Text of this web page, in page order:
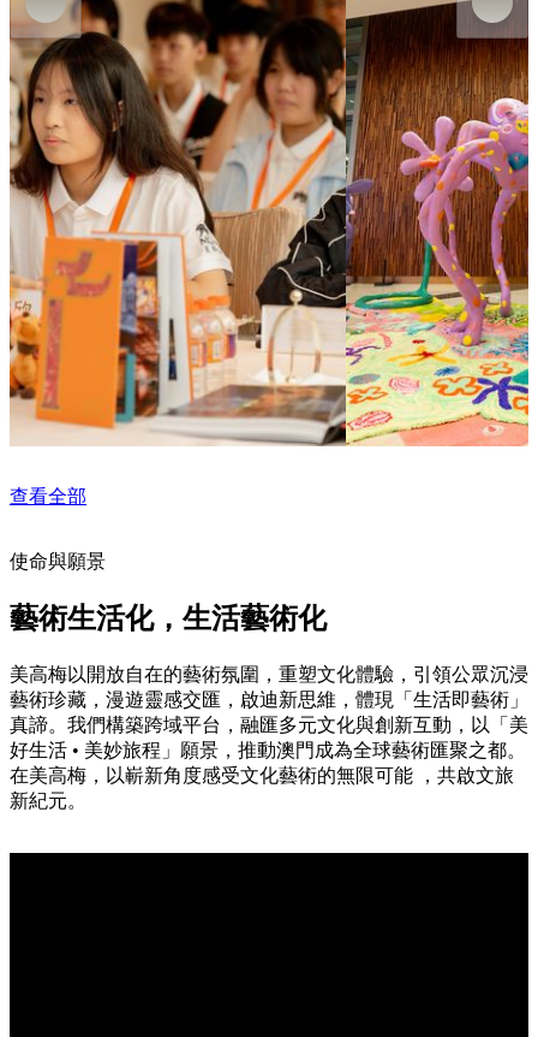
澳門美高梅
美高梅「獅展藝文」導賞員培訓計劃
Nowon
美獅美高梅
騎風的艾可
Nowon show
查看全部
使命與願景
藝術生活化，生活藝術化
美高梅以開放自在的藝術氛圍，重塑文化體驗，引領公眾沉浸
藝術珍藏，漫遊靈感交匯，啟迪新思維，體現「生活即藝術」
真諦。我們構築跨域平台，融匯多元文化與創新互動，以「美
好生活 • 美妙旅程」願景，推動澳門成為全球藝術匯聚之都。
在美高梅，以嶄新角度感受文化藝術的無限可能 ，共啟文旅
新紀元。